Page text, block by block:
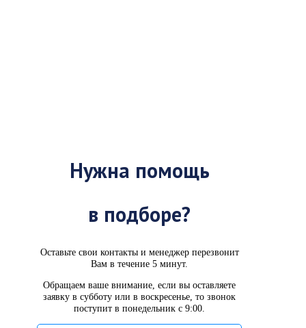
Нужна помощь
в подборе?
Оставьте свои контакты и менеджер перезвонит
Вам в течение 5 минут.
Обращаем ваше внимание, если вы оставляете
заявку в субботу или в воскресенье, то звонок
поступит в понедельник с 9:00.